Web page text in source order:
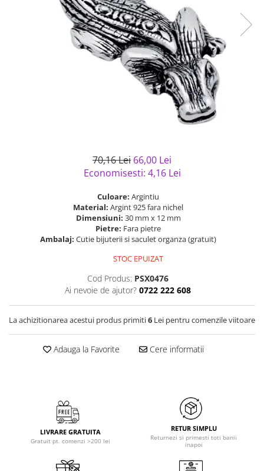
semipretioase
Bijuterii argint placat cu aur
Bijuterii argint cu diverse
Bijuterii de Lux
Bijuterii gotice si rock
Bijuterii Handmade
Solutii si lavete de curatare
70,16 Lei 66,00 Lei
Economisesti: 4,16 Lei
Culoare: Argintiu
Material: Argint 925 fara nichel
Dimensiuni: 30 mm x 12 mm
Pietre: Fara pietre
Ambalaj: Cutie bijuterii si saculet organza (gratuit)
STOC EPUIZAT
Cod Produs: PSX0476
Ai nevoie de ajutor? 0722 222 608
La achizitionarea acestui produs primiti6 Lei pentru comenzile viitoare
Adauga la Favorite Cere informatii
LIVRARE GRATUITA
Gratuit pt. comenzi >200 lei
RETUR SIMPLU
Returnezi si primesti toti banii
inapoi